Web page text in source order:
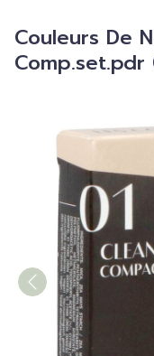
Couleurs De
Comp.set.pdr